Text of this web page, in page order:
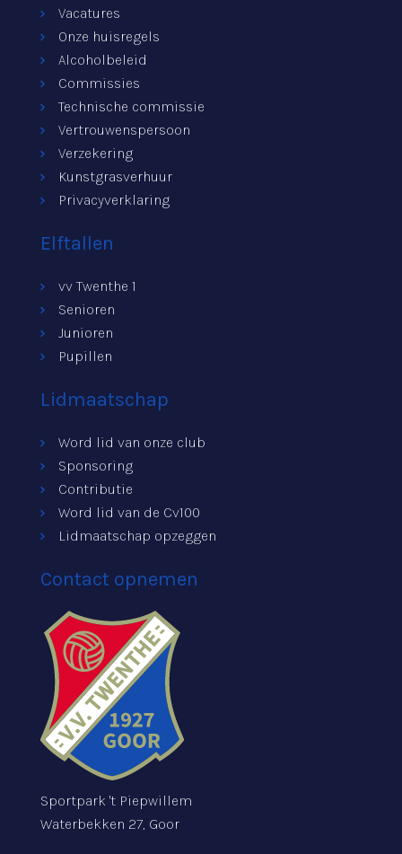
Vacatures
Onze huisregels
Alcoholbeleid
Commissies
Technische commissie
Vertrouwenspersoon
Verzekering
Kunstgrasverhuur
Privacyverklaring
Elftallen
vv Twenthe 1
Senioren
Junioren
Pupillen
Lidmaatschap
Word lid van onze club
Sponsoring
Contributie
Word lid van de Cv100
Lidmaatschap opzeggen
Contact opnemen
Sportpark 't Piepwillem
Waterbekken 27, Goor